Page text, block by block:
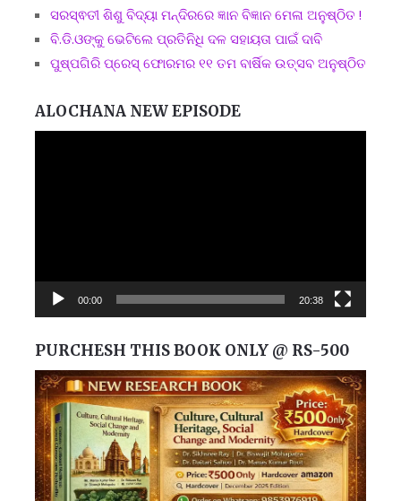
ସରସ୍ଵତୀ ଶିଶୁ ବିଦ୍ୟା ମନ୍ଦିରରେ ଜ୍ଞାନ ବିଜ୍ଞାନ ମେଳା ଅନୁଷ୍ଠିତ !
ବି.ଡି.ଓଙ୍କୁ ଭେଟିଲେ ପ୍ରତିନିଧି ଦଳ ସହାୟତା ପାଇଁ ଦାବି
ପୁଷ୍ପଗିରି ପ୍ରେସ୍ ଫୋରମର ୧୧ ତମ ବାର୍ଷିକ ଉତ୍ସବ ଅନୁଷ୍ଠିତ
ALOCHANA NEW EPISODE
00:00 20:38
PURCHESH THIS BOOK ONLY @ RS-500